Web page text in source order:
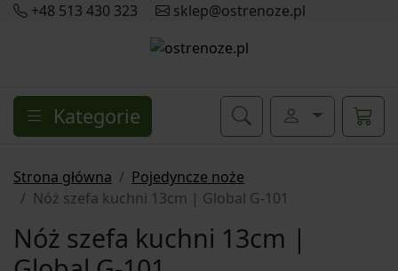
+48 513 430 323 sklep@ostrenoze.pl
Kategorie
Strona główna
Pojedyncze noże
Nóż szefa kuchni 13cm | Global G-101
Nóż szefa kuchni 13cm |